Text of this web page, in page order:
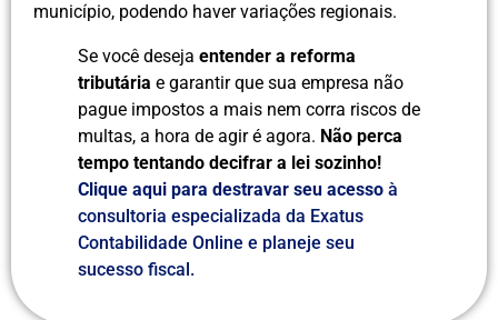
município, podendo haver variações regionais.
Se você deseja entender a reforma
tributária e garantir que sua empresa não
pague impostos a mais nem corra riscos de
multas, a hora de agir é agora. Não perca
tempo tentando decifrar a lei sozinho!
Clique aqui para destravar seu acesso à
consultoria especializada da Exatus
Contabilidade Online e planeje seu
sucesso fiscal.